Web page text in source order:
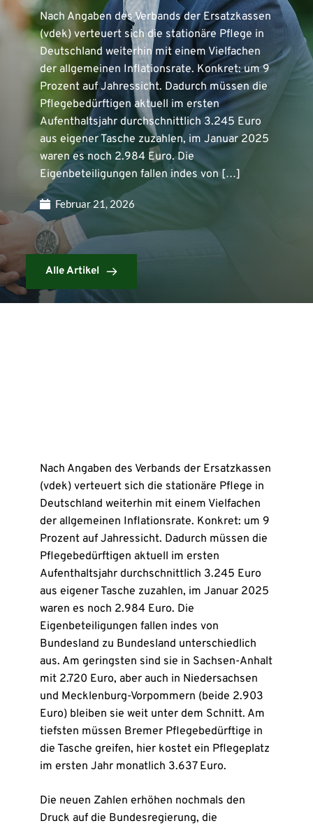
Nach Angaben des Verbands der Ersatzkassen
(vdek) verteuert sich die stationäre Pflege in
Deutschland weiterhin mit einem Vielfachen
der allgemeinen Inflationsrate. Konkret: um 9
Prozent auf Jahressicht. Dadurch müssen die
Pflegebedürftigen aktuell im ersten
Aufenthaltsjahr durchschnittlich 3.245 Euro
aus eigener Tasche zuzahlen, im Januar 2025
waren es noch 2.984 Euro. Die
Eigenbeteiligungen fallen indes von […]
Februar 21, 2026
Alle Artikel
Nach Angaben des Verbands der Ersatzkassen
(vdek) verteuert sich die stationäre Pflege in
Deutschland weiterhin mit einem Vielfachen
der allgemeinen Inflationsrate. Konkret: um 9
Prozent auf Jahressicht. Dadurch müssen die
Pflegebedürftigen aktuell im ersten
Aufenthaltsjahr durchschnittlich 3.245 Euro
aus eigener Tasche zuzahlen, im Januar 2025
waren es noch 2.984 Euro. Die
Eigenbeteiligungen fallen indes von
Bundesland zu Bundesland unterschiedlich
aus. Am geringsten sind sie in Sachsen-Anhalt
mit 2.720 Euro, aber auch in Niedersachsen
und Mecklenburg-Vorpommern (beide 2.903
Euro) bleiben sie weit unter dem Schnitt. Am
tiefsten müssen Bremer Pflegebedürftige in
die Tasche greifen, hier kostet ein Pflegeplatz
im ersten Jahr monatlich 3.637 Euro.
Die neuen Zahlen erhöhen nochmals den
Druck auf die Bundesregierung, die